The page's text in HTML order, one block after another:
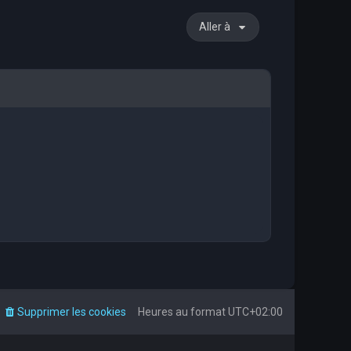
Aller à
Heures au formatUTC+02:00
Supprimer les cookies